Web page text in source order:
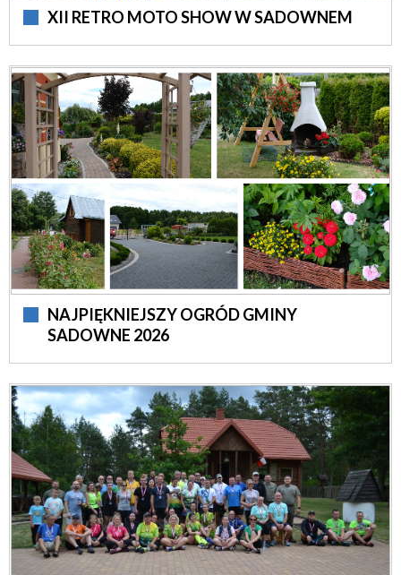
XII RETRO MOTO SHOW W SADOWNEM
NAJPIĘKNIEJSZY OGRÓD GMINY
SADOWNE 2026